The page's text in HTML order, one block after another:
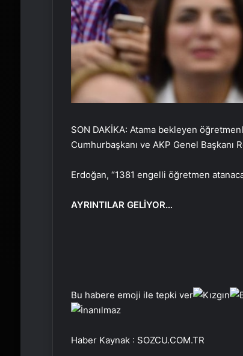
SON DAKİKA: Atama bekleyen
Cumhurbaşkanı ve AKP Genel Başkanı
Erdoğan, “1381 engelli öğretmen
AYRINTILAR GELİYOR…
Bu habere emoji ile tepki ver
Haber Kaynak : SOZCU.COM.TR